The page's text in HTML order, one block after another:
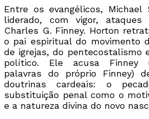
Entre os evangélicos, Michael
liderado, com vigor,
Charles G. Finney. Horton
o pai espiritual do movimento
de igrejas, do pentecostalismo
político. Ele acusa Finney
palavras do próprio Finney)
doutrinas cardeais: o
substituição penal como o
e a natureza divina do novo